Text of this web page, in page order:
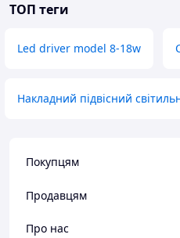
ТОП теги
Led driver model 8-18w
Накладний підвісний
Покупцям
Продавцям
Про нас